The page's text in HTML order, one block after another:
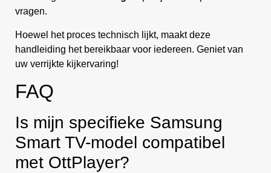
vragen.
Hoewel het proces technisch lijkt, maakt deze
handleiding het bereikbaar voor iedereen. Geniet van
uw verrijkte kijkervaring!
FAQ
Is mijn specifieke Samsung
Smart TV-model compatibel
met OttPlayer?